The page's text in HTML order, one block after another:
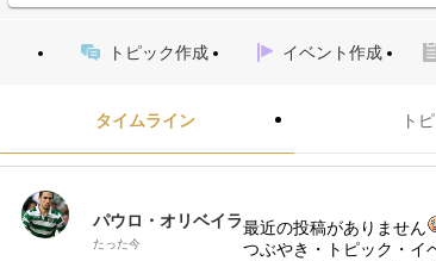
トピック作成 イベント作成
タイムライン ト
パウロ・オリベイラ
たった今
最近の投稿がありません
つぶやき・トピック・イ